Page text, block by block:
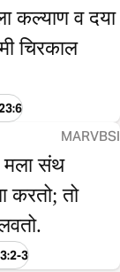
कल्याण व दया
चिरकाल
23:6
MARVBSI
मला संथ
करतो; तो
3